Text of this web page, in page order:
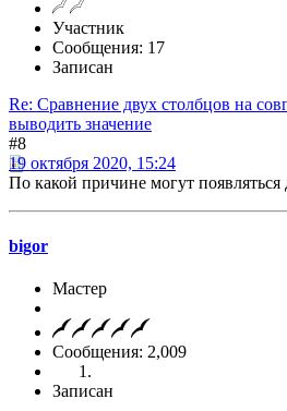
Участник
Сообщения: 17
Записан
Re: Сравнение двух столбцов на
выводить значение
#8
19 октября 2020, 15:24
По какой причине могут
bigor
Мастер
Сообщения: 2,009
Записан